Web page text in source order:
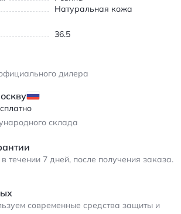
детские кроссовки баскетбольные
Натуральная кожа
36.5
дилера
склада
течении 7 дней, после получения заказа.
современные средства защиты и